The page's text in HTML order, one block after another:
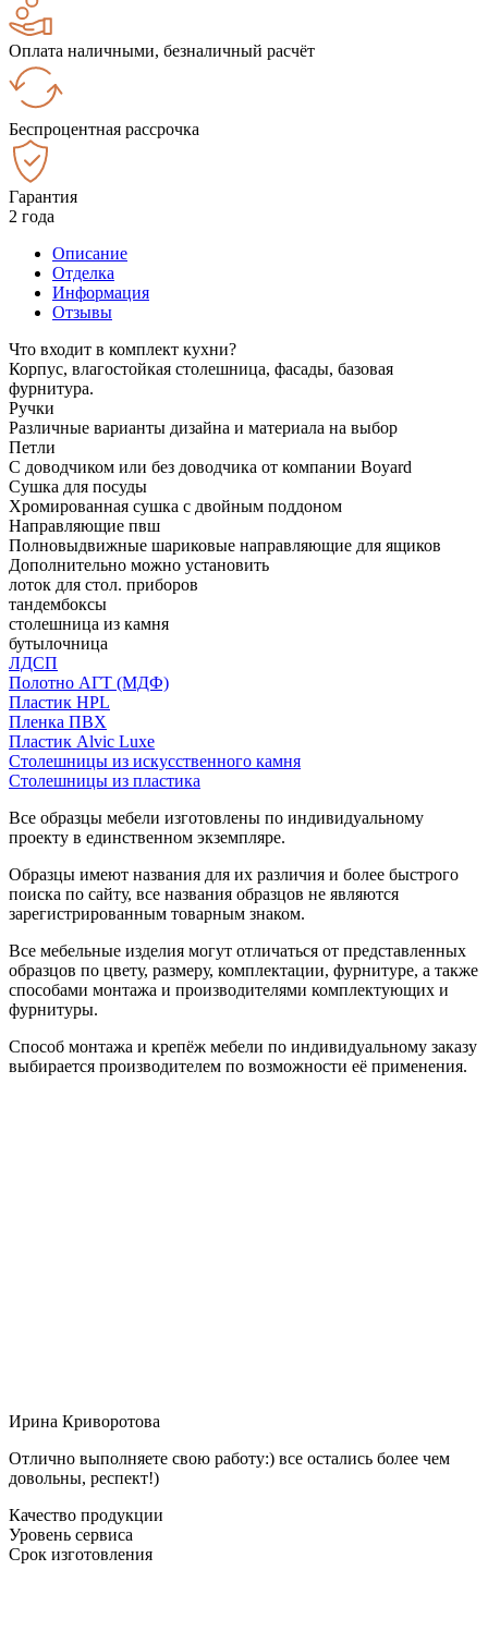
Оплата наличными, безналичный расчёт
Беспроцентная рассрочка
Гарантия
2 года
Описание
Отделка
Информация
Отзывы
Что входит в комплект кухни?
Корпус, влагостойкая столешница, фасады, базовая
фурнитура.
Ручки
Различные варианты дизайна и материала на выбор
Петли
С доводчиком или без доводчика от компании Boyard
Сушка для посуды
Хромированная сушка с двойным поддоном
Направляющие пвш
Полновыдвижные шариковые направляющие для ящиков
Дополнительно можно установить
лоток для стол. приборов
тандембоксы
столешница из камня
бутылочница
ЛДСП
Полотно АГТ (МДФ)
Пластик HPL
Пленка ПВХ
Пластик Alvic Luxe
Столешницы из искусственного камня
Столешницы из пластика
Все образцы мебели изготовлены по индивидуальному
проекту в единственном экземпляре.
Образцы имеют названия для их различия и более быстрого
поиска по сайту, все названия образцов не являются
зарегистрированным товарным знаком.
Все мебельные изделия могут отличаться от представленных
образцов по цвету, размеру, комплектации, фурнитуре, а также
способами монтажа и производителями комплектующих и
фурнитуры.
Способ монтажа и крепёж мебели по индивидуальному заказу
выбирается производителем по возможности её применения.
Ирина Криворотова
Отлично выполняете свою работу:) все остались более чем
довольны, респект!)
Качество продукции
Уровень сервиса
Срок изготовления